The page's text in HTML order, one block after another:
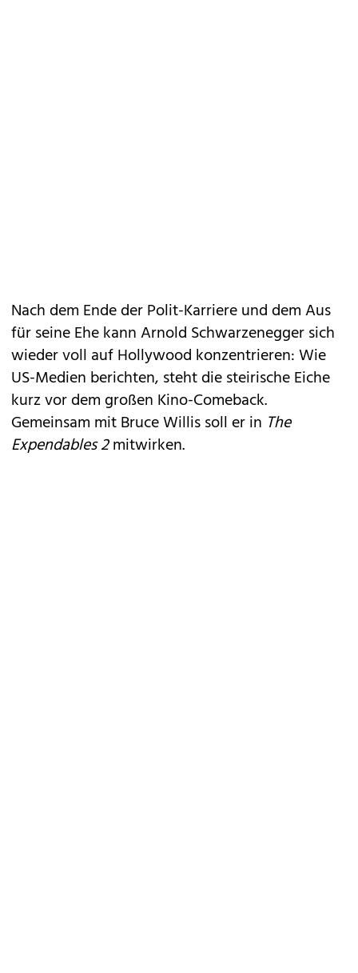
Nach dem Ende der Polit-Karriere und dem Aus
für seine Ehe kann Arnold Schwarzenegger sich
wieder voll auf Hollywood konzentrieren: Wie
US-Medien berichten, steht die steirische Eiche
kurz vor dem großen Kino-Comeback.
Gemeinsam mit Bruce Willis soll er in The
Expendables 2mitwirken.